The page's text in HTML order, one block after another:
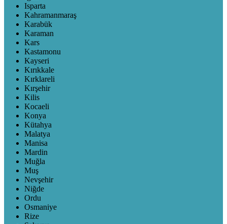
Isparta
Kahramanmaraş
Karabük
Karaman
Kars
Kastamonu
Kayseri
Kırıkkale
Kırklareli
Kırşehir
Kilis
Kocaeli
Konya
Kütahya
Malatya
Manisa
Mardin
Muğla
Muş
Nevşehir
Niğde
Ordu
Osmaniye
Rize